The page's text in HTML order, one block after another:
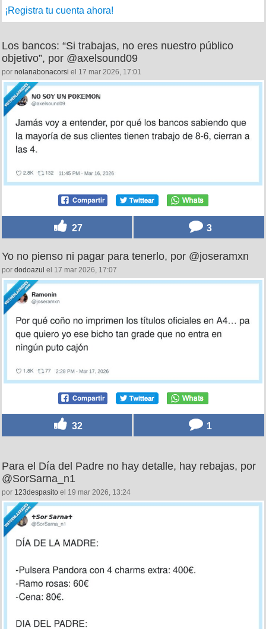
¡Registra tu cuenta ahora!
Los bancos: “Si trabajas, no eres nuestro público
objetivo”, por @axelsound09
por nolanabonacorsi el 17 mar 2026, 17:01
27 3
Yo no pienso ni pagar para tenerlo, por @joseramxn
por dodoazul el 17 mar 2026, 17:07
32 1
Para el Día del Padre no hay detalle, hay rebajas, por
@SorSarna_n1
por 123despasito el 19 mar 2026, 13:24